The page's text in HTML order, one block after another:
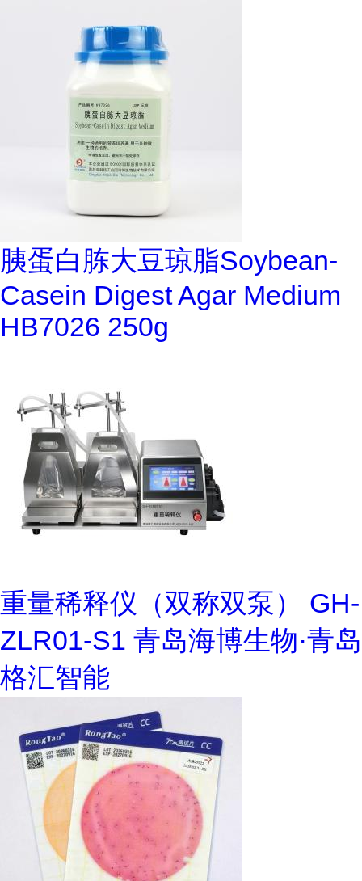
胰蛋白胨大豆琼脂Soybean-
Casein Digest Agar Medium
HB7026 250g
重量稀释仪（双称双泵） GH-
ZLR01-S1 青岛海博生物·青岛
格汇智能